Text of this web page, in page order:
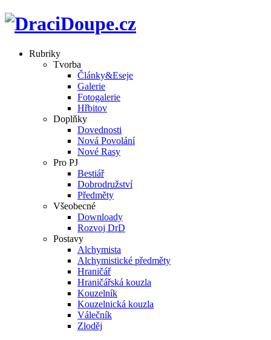
Rubriky
Tvorba
Články&Eseje
Galerie
Fotogalerie
Hřbitov
Doplňky
Dovednosti
Nová Povolání
Nové Rasy
Pro PJ
Bestiář
Dobrodružství
Předměty
Všeobecné
Downloady
Rozvoj DrD
Postavy
Alchymista
Alchymistické předměty
Hraničář
Hraničářská kouzla
Kouzelník
Kouzelnická kouzla
Válečník
Zloděj